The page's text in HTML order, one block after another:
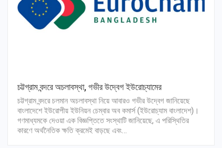
চট্টগ্রাম বন্দরে অচলাবস্থা, গভীর উদ্বেগ ইউরোচ্যামের
চট্টগ্রাম বন্দরে চলমান অচলাবস্থা নিয়ে আবারও গভীর উদ্বেগ জানিয়েছে
বাংলাদেশে ইউরোপীয় ইউনিয়ন চেম্বার অব কমার্স (ইউরোচ্যাম বাংলাদেশ)।
গণমাধ্যমকে দেওয়া এক বিজ্ঞপ্তিতে সংস্থাটি জানিয়েছে, এ পরিস্থিতির
কারণে অর্থনৈতিক ক্ষতি ক্রমেই বাড়ছে এবং…